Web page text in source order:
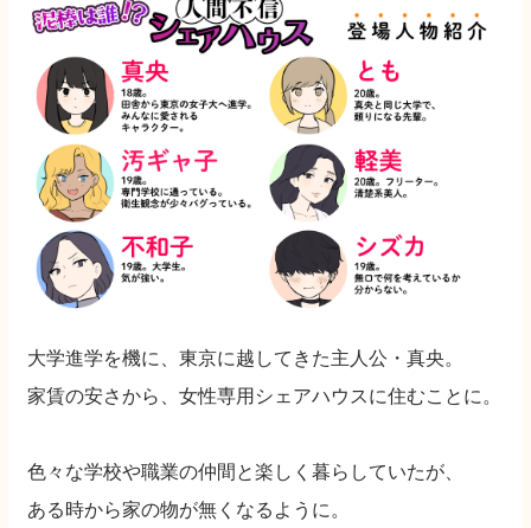
大学進学を機に、東京に越してきた主人公・真央。
家賃の安さから、女性専用シェアハウスに住むことに。
色々な学校や職業の仲間と楽しく暮らしていたが、
ある時から家の物が無くなるように。